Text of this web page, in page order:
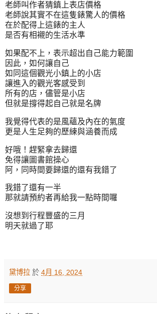
老師叫作者猜鎮上表店價格
老師說其實不在這隻錶驚人的價格
在於配得上這錶的主人
是否有相襯的生活水準
如果配不上，表示超出自己能力範圍
因此，如何讓自己
如同這個觀光小鎮上的小店
讓進入的觀光客感受到
所有的店，儘管是小店
但就是撐得起自己就是名牌
我覺得代表的是風蘊及內在的氣度
更是人生足夠的歷練與涵養而成
好哦！趕緊拿去歸還
免得讓圖書館操心
阿，同時間要歸還的還有我錯了
我錯了還有一半
那就請預約者再給我一點時間囉
沒想到行程豐盛的三月
明天就過了耶
黛博拉 於 4月 16, 2024
分享